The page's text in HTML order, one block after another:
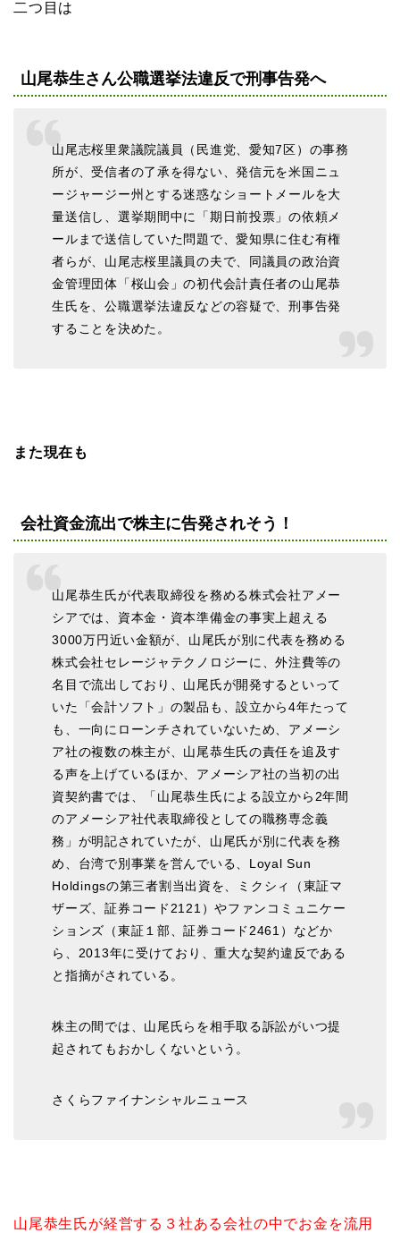
二つ目は
山尾恭生さん公職選挙法違反で刑事告発へ
山尾志桜里衆議院議員（民進党、愛知7区）の事務
所が、受信者の了承を得ない、発信元を米国ニュ
ージャージー州とする迷惑なショートメールを大
量送信し、選挙期間中に「期日前投票」の依頼メ
ールまで送信していた問題で、愛知県に住む有権
者らが、山尾志桜里議員の夫で、同議員の政治資
金管理団体「桜山会」の初代会計責任者の山尾恭
生氏を、公職選挙法違反などの容疑で、刑事告発
することを決めた。
また現在も
会社資金流出で株主に告発されそう！
山尾恭生氏が代表取締役を務める株式会社アメー
シアでは、資本金・資本準備金の事実上超える
3000万円近い金額が、山尾氏が別に代表を務める
株式会社セレージャテクノロジーに、外注費等の
名目で流出しており、山尾氏が開発するといって
いた「会計ソフト」の製品も、設立から4年たって
も、一向にローンチされていないため、アメーシ
ア社の複数の株主が、山尾恭生氏の責任を追及す
る声を上げているほか、アメーシア社の当初の出
資契約書では、「山尾恭生氏による設立から2年間
のアメーシア社代表取締役としての職務専念義
務」が明記されていたが、山尾氏が別に代表を務
め、台湾で別事業を営んでいる、Loyal Sun
Holdingsの第三者割当出資を、ミクシィ（東証マ
ザーズ、証券コード2121）やファンコミュニケー
ションズ（東証１部、証券コード2461）などか
ら、2013年に受けており、重大な契約違反である
と指摘がされている。
株主の間では、山尾氏らを相手取る訴訟がいつ提
起されてもおかしくないという。
さくらファイナンシャルニュース
山尾恭生氏が経営する３社ある会社の中でお金を流用